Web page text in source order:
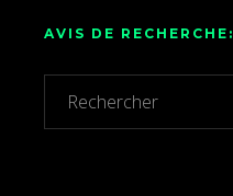
AVIS DE RECHERCHE: